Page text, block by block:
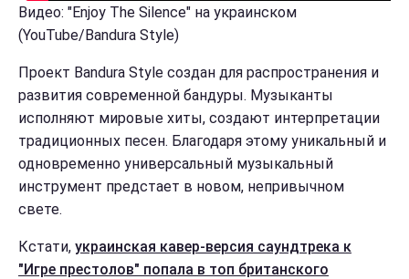
Видео: "Enjoy The Silence" на украинском
(YouTube/Bandura Style)
Проект Bandura Style создан для распространения и
развития современной бандуры. Музыканты
исполняют мировые хиты, создают интерпретации
традиционных песен. Благодаря этому уникальный и
одновременно универсальный музыкальный
инструмент предстает в новом, непривычном
свете.
Кстати, украинская кавер-версия саундтрека к
"Игре престолов" попала в топ британского